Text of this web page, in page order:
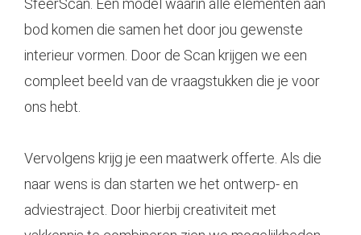
SfeerScan. Een model waarin alle elementen aan
bod komen die samen het door jou gewenste
interieur vormen. Door de Scan krijgen we een
compleet beeld van de vraagstukken die je voor
ons hebt.
Vervolgens krijg je een maatwerk offerte. Als die
naar wens is dan starten we het ontwerp- en
adviestraject. Door hierbij creativiteit met